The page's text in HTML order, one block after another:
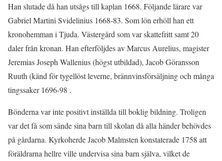
Han slutade då han utsågs till kaplan 1668. Följande lärare var
Gabriel Martini Svidelinius 1668-83. Som lön erhöll han ett
kronohemman i Tjuda. Västergård som var skattefritt samt 20
daler från kronan. Han efterföljdes av Marcus Aurelius, magister
Jeremias Joseph Wallenius (högst utbildad), Jacob Göransson
Ruuth (känd för tygellöst leverne, brännvinsförsäljning och många
tingssaker 1696-98 .
Bönderna var inte positivt inställda till boklig bildning. Troligen
var det få som sände sina barn till skolan då alla händer behövdes
på gårdarna. Kyrkoherde Jacob Malmsten konstaterade 1758 att
föräldrarna hellre ville undervisa sina barn själva, vilket de